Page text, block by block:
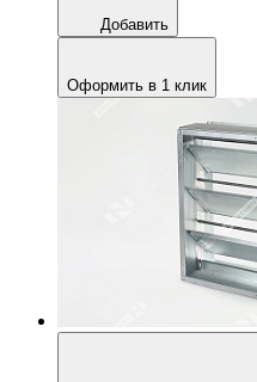
Добавить
Оформить в 1 клик